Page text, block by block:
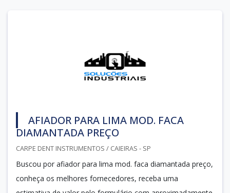
AFIADOR PARA LIMA MOD. FACA
DIAMANTADA PREÇO
CARPE DENT INSTRUMENTOS / CAIEIRAS - SP
Buscou por afiador para lima mod. faca diamantada preço,
conheça os melhores fornecedores, receba uma